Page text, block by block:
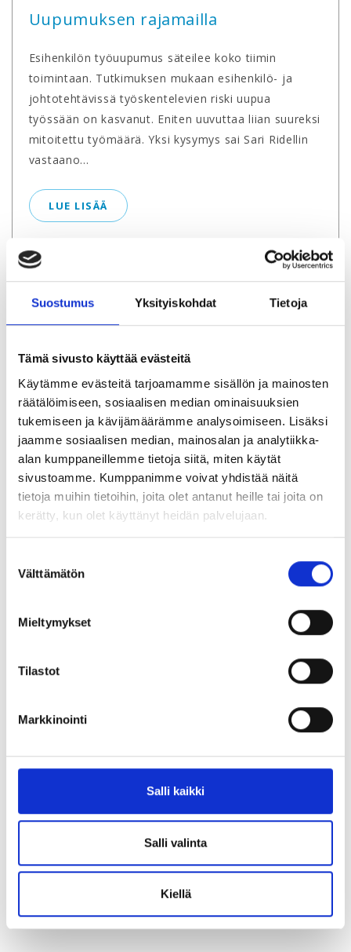
Suostumus Yksityiskohdat Tietoja
Tämä sivusto käyttää evästeitä
Käytämme evästeitä tarjoamamme sisällön ja mainosten
räätälöimiseen, sosiaalisen median ominaisuuksien
tukemiseen ja kävijämäärämme analysoimiseen. Lisäksi
jaamme sosiaalisen median, mainosalan ja analytiikka-
alan kumppaneillemme tietoja siitä, miten käytät
sivustoamme. Kumppanimme voivat yhdistää näitä
tietoja muihin tietoihin, joita olet antanut heille tai joita on
kerätty, kun olet käyttänyt heidän palvelujaan.
valinta
Välttämätön
Mieltymykset
Tilastot
Markkinointi
Salli kaikki
Salli valinta
Kiellä
Uupumuksen rajamailla
Esihenkilön työuupumus säteilee koko tiimin
toimintaan. Tutkimuksen mukaan esihenkilö- ja
johtotehtävissä työskentelevien riski uupua
työssään on kasvanut. Eniten uuvuttaa liian suureksi
mitoitettu työmäärä. Yksi kysymys sai Sari Ridellin
vastaano...
LUE LISÄÄ
01.07.2024 |
Mikä neuvoksi, jos työpaikalla
suhtaudutaan välinpitämättömästi
työuupumukseen?
ASIA-lehti
ASIA-lehti on neljä kertaa vuodessa ilmestyvä
yhteiskunnan ja kehitystä jäsenkuntansa
Ilmestymisaikataulu 2026
Numero 1 ilmestyy 19.2.
Numero 3 ilmestyy 1.10.
Numero 4 ilmestyy 10.12.